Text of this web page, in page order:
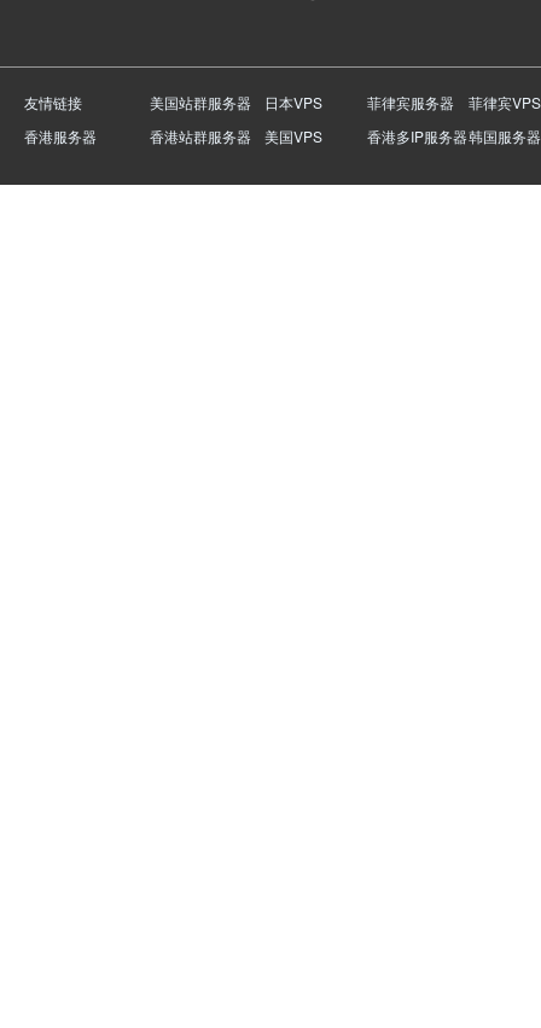
友情链接 美国站群服务器 日本VPS 菲律宾服务器
菲律宾VPS
香港服务器
香港站群服务器 美国VPS 香港多IP服务器韩国服务器